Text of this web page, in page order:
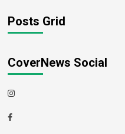
Posts Grid
CoverNews Social
Instagram
Facebook